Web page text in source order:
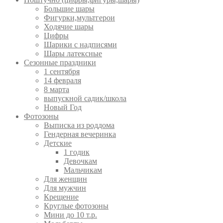
Большие шары
Фигурки,мультгерои
Ходячие шары
Цифры
Шарики с надписями
Шары латексные
Сезонные праздники
1 сентября
14 февраля
8 марта
выпускной садик/школа
Новый Год
Фотозоны
Выписка из роддома
Гендерная вечеринка
Детские
1 годик
Девочкам
Мальчикам
Для женщин
Для мужчин
Крещение
Круглые фотозоны
Мини до 10 т.р.